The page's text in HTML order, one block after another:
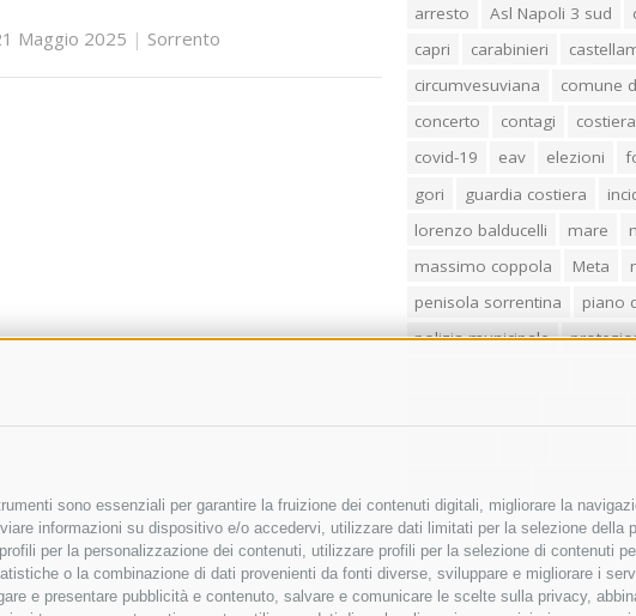
sono essenziali per garantire la fruizione dei contenuti digitali, migliorare la
informazioni su dispositivo e/o accedervi, utilizzare dati limitati per la selezione della
per la personalizzazione dei contenuti, utilizzare profili per la selezione di contenuti
o la combinazione di dati provenienti da fonti diverse, sviluppare e migliorare i
e presentare pubblicità e contenuto, salvare e comunicare le scelte sulla privacy,
Maggio 2025 | Sorrento
arresto
Asl Napoli 3 sud
capri
carabinieri
circumvesuviana
comune
concerto
contagi
covid-19
eav elezioni
gori
guardia costiera
lorenzo balducelli
mare
massimo coppola
Meta
penisola sorrentina
piano
polizia municipale